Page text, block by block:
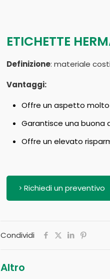
ETICHETTE
Definizione: materiale
Vantaggi:
Offre un aspetto
Garantisce una
Offre un elevato
Richiedi un preventivo
Condividi
Altro